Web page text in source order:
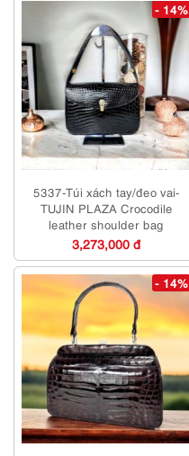
- 14%
5337-Túi xách tay/đeo vai-
TUJIN PLAZA Crocodile
leather shoulder bag
3,273,000 đ
- 14%